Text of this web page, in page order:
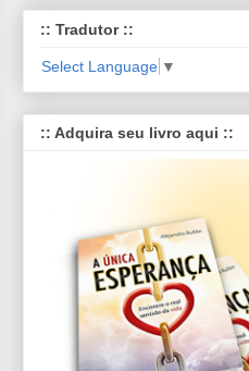
:: Tradutor ::
Select Language ▼
:: Adquira seu livro aqui ::